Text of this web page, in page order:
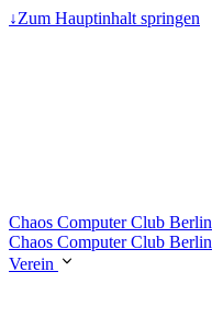
↓Zum Hauptinhalt springen
Chaos Computer Club Berlin
Chaos Computer Club Berlin
Verein